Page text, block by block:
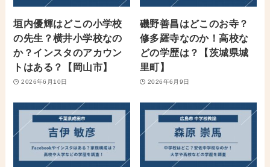
垣内優輝はどこの小学校
の先生？横井小学校なの
か？インスタのアカウン
トはある？【岡山市】
2026年6月10日
磯野善昌はどこのお寺？
修多羅寺なのか！高校な
どの学歴は？【茨城県城
里町】
2026年6月9日